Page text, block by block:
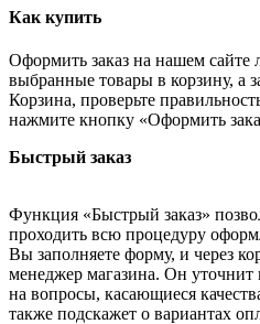
Как купить
Оформить заказ на нашем сайте
выбранные товары в корзину, а
Корзина, проверьте
нажмите кнопку «Оформить
Быстрый заказ
Функция «Быстрый заказ»
проходить всю процедуру
Вы заполняете форму, и через
менеджер магазина. Он уточнит
на вопросы, касающиеся
также подскажет о вариантах